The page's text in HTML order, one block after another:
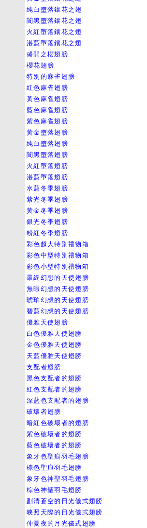
純白墮落鑲花之翅
闇黑墮落鑲花之翅
火紅墮落鑲花之翅
湛藍墮落鑲花之翅
盛開之櫻翅膀
櫻花翅膀
特別的麻雀翅膀
紅色麻雀翅膀
黃色麻雀翅膀
藍色麻雀翅膀
紫色麻雀翅膀
黃金墮落翅膀
純白墮落翅膀
闇黑墮落翅膀
火紅墮落翅膀
湛藍墮落翅膀
水藍冬季翅膀
紫光冬季翅膀
黃金冬季翅膀
銀光冬季翅膀
粉紅冬季翅膀
彩色超大特別禮物箱
彩色中型特別禮物箱
彩色小型特別禮物箱
最終幻想的天使翅膀
無暇幻想的天使翅膀
琥珀幻想的天使翅膀
碧藍幻想的天使翅膀
優雅天使翅膀
白色優雅天使翅膀
金色優雅天使翅膀
天藍優雅天使翅膀
支配者翅膀
黑色支配者的翅膀
紅色支配者的翅膀
深藍色支配者的翅膀
破壞者翅膀
暗紅色破壞者的翅膀
紫色破壞者的翅膀
藍色破壞者的翅膀
象牙色聖痕羽毛翅膀
棕色聖痕羽毛翅膀
象牙色神聖羽毛翅膀
棕色神聖羽毛翅膀
劃清蒼空的日光儀式翅膀
映照天際的日光儀式翅膀
仲夏夜的月光儀式翅膀